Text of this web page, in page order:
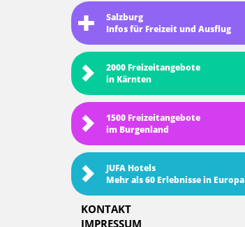
Salzburg
Infos für Freizeit und Ausflug
2000 Freizeitangebote
in Kärnten
1500 Freizeitangebote
im Burgenland
JUFA Hotels
Mehr als 60 Erlebnisse in Europa
KONTAKT
IMPRESSUM